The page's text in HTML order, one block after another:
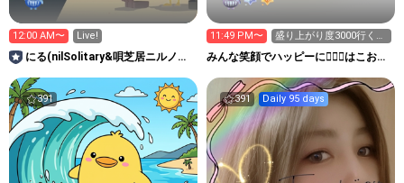
12:00 AM〜 Live!
にる(nilSolitary&唄芝居ニルノラ
11:49 PM〜
盛り上がり度3000行くか
力尽きるまで٩(>ω<*
みんな笑顔でハッピーに🐕‍🦺😇はこお
391 391 Daily 95 days